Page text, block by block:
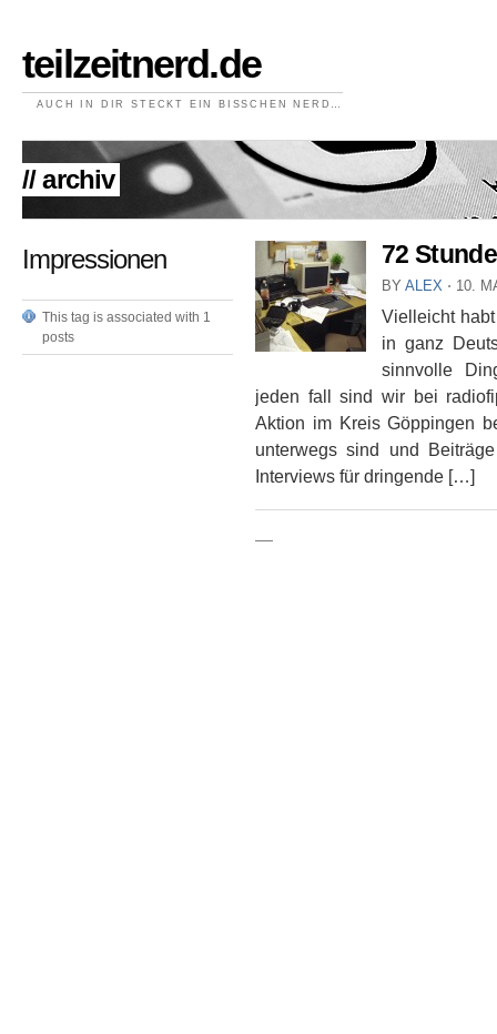
teilzeitnerd.de
AUCH IN DIR STECKT EIN BISSCHEN NERD…
// archiv
Impressionen
This tag is associated with 1
posts
72
BY ALEX ⋅ 10.
Vielleicht
in ganz
sinnvolle
jeden fall sind wir bei
Aktion im Kreis Göppingen
unterwegs sind und
Interviews für dringende […]
—